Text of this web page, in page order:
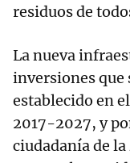
residuos de
La nueva
inversiones que
establecido en
2017-2027, y
ciudadanía de